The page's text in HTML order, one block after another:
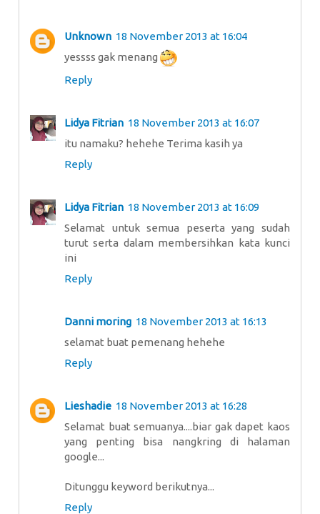
Unknown 18 November 2013 at 16:04
yessss gak menang
Reply
Lidya Fitrian 18 November 2013 at 16:07
itu namaku? hehehe Terima kasih ya
Reply
Lidya Fitrian 18 November 2013 at 16:09
Selamat untuk semua peserta yang sudah
turut serta dalam membersihkan kata kunci
ini
Reply
Danni moring 18 November 2013 at 16:13
selamat buat pemenang hehehe
Reply
Lieshadie 18 November 2013 at 16:28
Selamat buat semuanya....biar gak dapet kaos
yang penting bisa nangkring di halaman
google...
Ditunggu keyword berikutnya...
Reply